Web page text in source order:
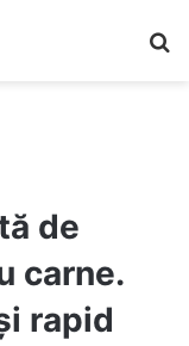
de
carne.
rapid